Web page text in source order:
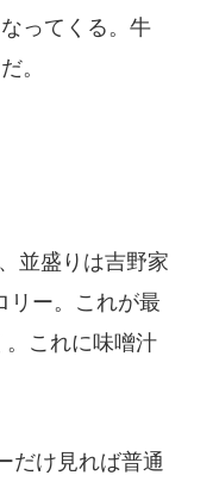
ってくる。牛
。
並盛りは吉野家
リー。これが最
。これに味噌汁
だけ見れば普通